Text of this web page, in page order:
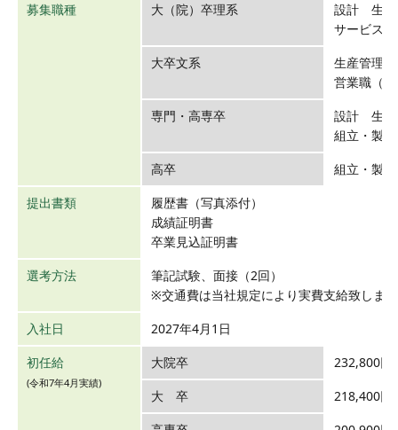
募集職種 大（院）卒理系
設計 生産
サービス
大卒文系
生産管理
営業職（
専門・高専卒
設計 生産
組立・製
高卒
組立・製
提出書類
履歴書（写真添付）
成績証明書
卒業見込証明書
選考方法
筆記試験、面接（2回）
※交通費は当社規定により実費支給致します
入社日
2027年4月1日
初任給
(令和7年4月実績)
大院卒
232,800円
大 卒
218,400円